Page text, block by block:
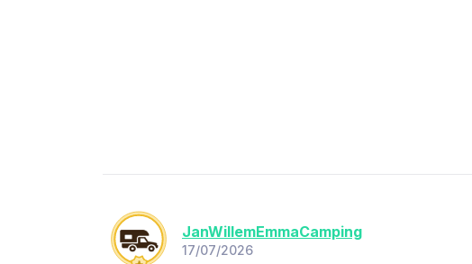
JanWillemEmmaCamping
17/07/2026